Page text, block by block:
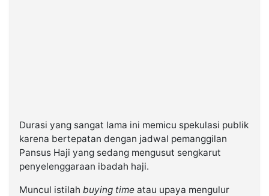
Durasi yang sangat lama ini memicu spekulasi publik
karena bertepatan dengan jadwal pemanggilan
Pansus Haji yang sedang mengusut sengkarut
penyelenggaraan ibadah haji.
Muncul istilah buying time atau upaya mengulur